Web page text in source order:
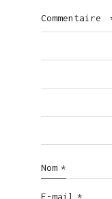
Commentaire
Nom *
E-mail *